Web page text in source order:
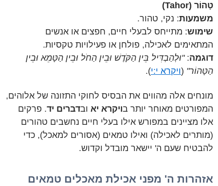
טָהוֹר (Tahor)
משמעות: נקי, טהור.
שימוש: מתייחס לבעלי חיים, חפצים או אנשים
המתאימים לאכילה, פולחן או פעילויות טקסיות.
דוגמה:"וּלְהַבְדִּיל בֵּין הַקֹּדֶשׁ וּבֵין הַחֹל וּבֵין הַטָּמֵא וּבֵין
הַטָּהוֹר" (ויקרא י:י).
מונחים אלה מהווים את הבסיס לחוקי התזונה של אלוהים,
המפורטים מאוחר יותר בויקרא יא ובדברים יד. פרקים
אלו מציינים במפורש אילו בעלי חיים נחשבים טהורים
(מותרים לאכילה) ואילו טמאים (אסורים למאכל), כדי
להבטיח שעם ה' יישאר מובדל וקדוש.
אזהרות ה' מפני אכילת מאכלים טמאים